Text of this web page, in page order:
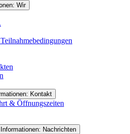
Wir
Kontakt
& Öffnungszeiten
Nachrichten